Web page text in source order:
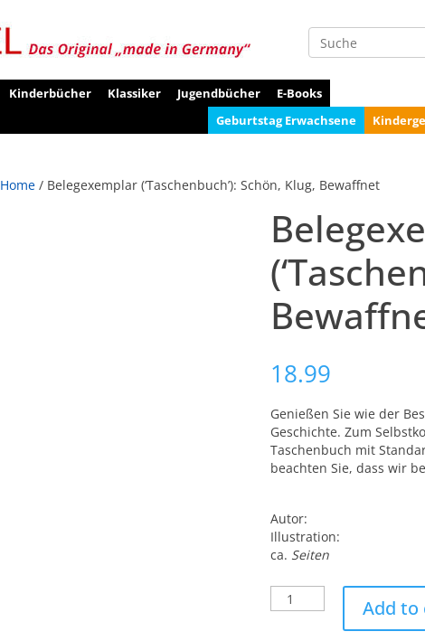
Suche
Kinderbücher Klassiker Jugendbücher
E-Books
Geburtstag Erwachsene
Home / Belegexemplar (‘Taschenbuch’): Schön, Klug, Bewaffnet
18.99
Genießen Sie wie der
Geschichte. Zum
Taschenbuch mit
beachten Sie, dass wir
Autor:
Illustration:
ca. Seiten
Belegexemplar
('Taschenbuch'):Add to